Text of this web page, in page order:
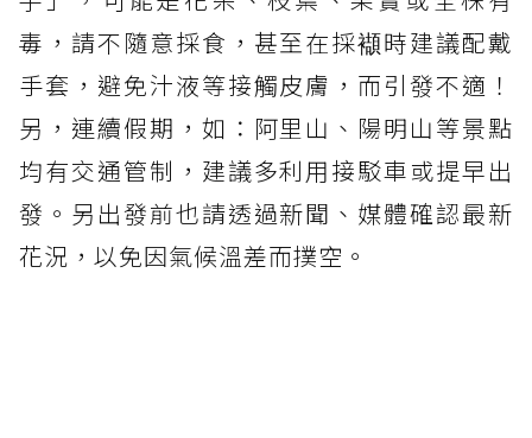
毒，請不隨意採食，甚至在採襭時建議配戴
手套，避免汁液等接觸皮膚，而引發不適！
另，連續假期，如：阿里山、陽明山等景點
均有交通管制，建議多利用接駁車或提早出
發。另出發前也請透過新聞、媒體確認最新
花況，以免因氣候溫差而撲空。